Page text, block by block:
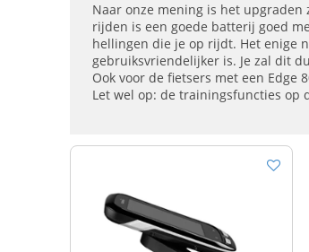
Naar onze mening is het
rijden is een goede batterij goed
hellingen die je op rijdt. Het enige
gebruiksvriendelijker is. Je zal dit
Ook voor de fietsers met een Edge
Let wel op: de trainingsfuncties op